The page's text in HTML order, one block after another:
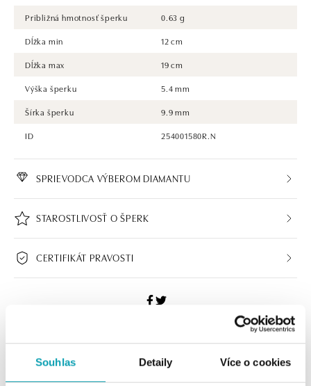
Souhlas Detaily Více o cookies
Približná hmotnosť šperku
0.63 g
Dĺžka min
12 cm
Dĺžka max
19 cm
Výška šperku
5.4 mm
Šírka šperku
9.9 mm
ID
254001580R.N
SPRIEVODCA VÝBEROM DIAMANTU
STAROSTLIVOSŤ O ŠPERK
CERTIFIKÁT PRAVOSTI
HALADA BUTIKY